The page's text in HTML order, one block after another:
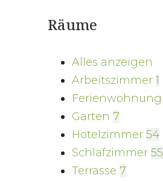
Räume
Alles anzeigen
Arbeitszimmer 1
Ferienwohnung
Garten 7
Hotelzimmer 54
Schlafzimmer 55
Terrasse 7